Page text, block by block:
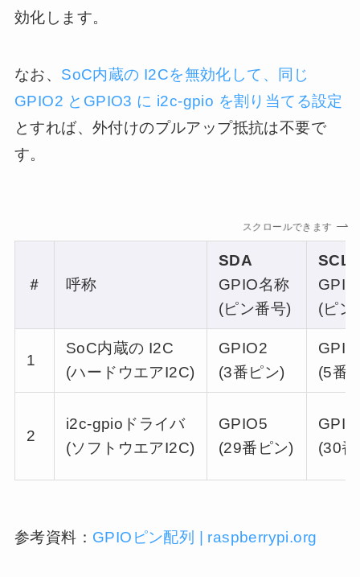
効化します。
なお、 SoC内蔵の I2Cを無効化して、同じ
GPIO2 とGPIO3 に i2c-gpio を割り当てる設定
とすれば、外付けのプルアップ抵抗は不要で
す。
スクロールできます
＃ 呼称
SDA
GPIO名称
(ピン番号)
SCL
(ピン
1
SoC内蔵の I2C
(ハードウエアI2C)
GPIO2
(3番ピン)
(5番
2
i2c-gpioドライバ
(ソフトウエアI2C)
GPIO5
(29番ピン)
(30
参考資料： GPIOピン配列 | raspberrypi.org